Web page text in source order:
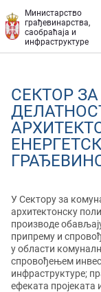
Министарство
грађевинарства,
саобраћаја и
инфраструктуре
СЕКТОР
У Сектору за
архитектонску
производе
припрему и
у области
спровођењем
инфраструктуре;
ефеката пројеката